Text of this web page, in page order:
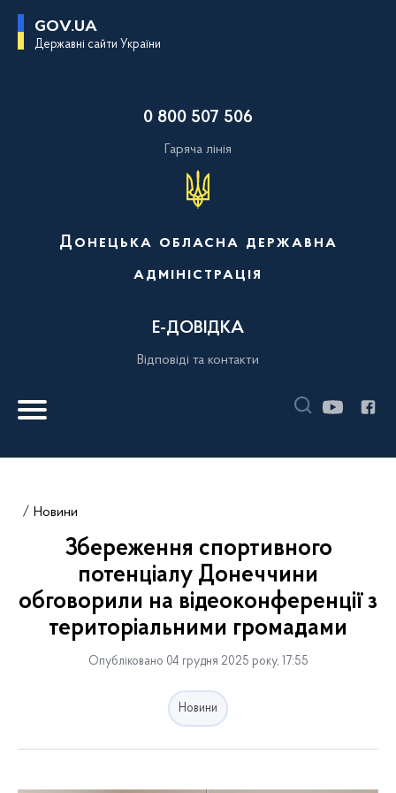
GOV.UA
Державні сайти України
0 800 507 506
Гаряча лінія
Донецька обласна державна
адміністрація
Е-ДОВІДКА
Відповіді та контакти
Новини
Збереження спортивного
потенціалу Донеччини
обговорили на відеоконференції з
територіальними громадами
Опубліковано 04 грудня 2025 року, 17:55
Новини